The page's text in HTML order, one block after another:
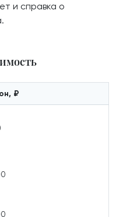
и справка о
₽